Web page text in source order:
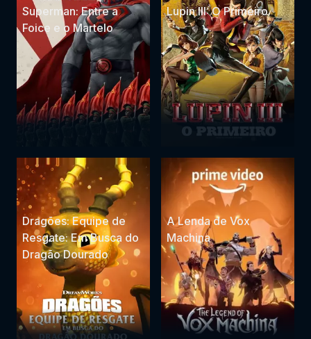
Superman: Entre a
Foice e o Martelo
Lupin III: O Primeiro
Dragões: Equipe de
Resgate: Em Busca do
Dragão Dourado
A Lenda de Vox
Machina